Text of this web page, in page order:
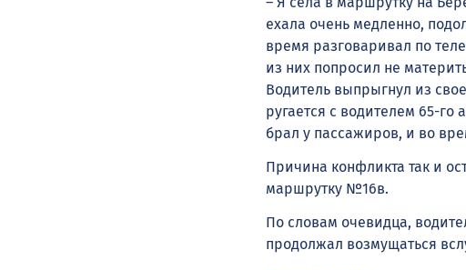
ехала очень медленно,
время разговаривал по
из них попросил не
Водитель выпрыгнул из
ругается с водителем 65-го
брал у пассажиров, и во
Причина конфликта так и
маршрутку №16в.
По словам очевидца,
продолжал возмущаться